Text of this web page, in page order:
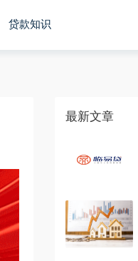
贷款知识
最新文章